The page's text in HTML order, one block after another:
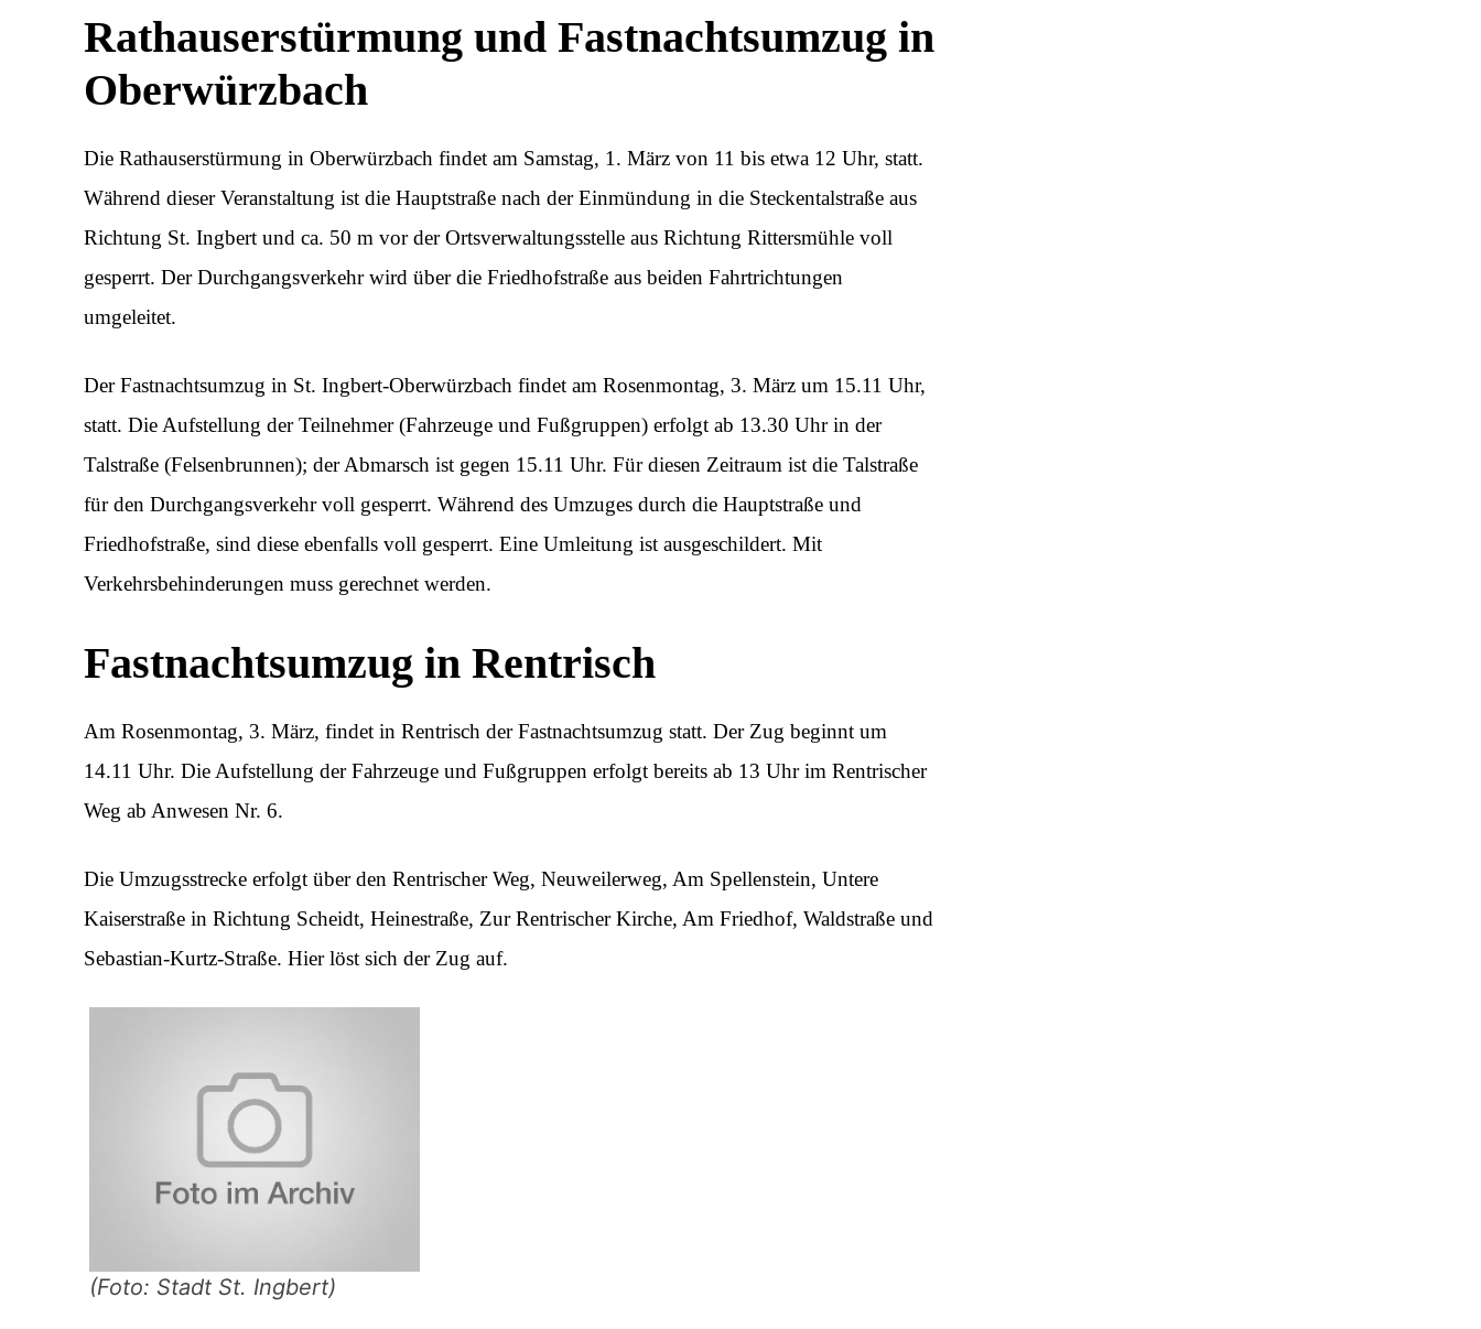
Rathauserstürmung und Fastnachtsumzug in
Oberwürzbach
Die Rathauserstürmung in Oberwürzbach findet am Samstag, 1. März von 11 bis etwa 12 Uhr, statt.
Während dieser Veranstaltung ist die Hauptstraße nach der Einmündung in die Steckentalstraße aus
Richtung St. Ingbert und ca. 50 m vor der Ortsverwaltungsstelle aus Richtung Rittersmühle voll
gesperrt. Der Durchgangsverkehr wird über die Friedhofstraße aus beiden Fahrtrichtungen
umgeleitet.
Der Fastnachtsumzug in St. Ingbert-Oberwürzbach findet am Rosenmontag, 3. März um 15.11 Uhr,
statt. Die Aufstellung der Teilnehmer (Fahrzeuge und Fußgruppen) erfolgt ab 13.30 Uhr in der
Talstraße (Felsenbrunnen); der Abmarsch ist gegen 15.11 Uhr. Für diesen Zeitraum ist die Talstraße
für den Durchgangsverkehr voll gesperrt. Während des Umzuges durch die Hauptstraße und
Friedhofstraße, sind diese ebenfalls voll gesperrt. Eine Umleitung ist ausgeschildert. Mit
Verkehrsbehinderungen muss gerechnet werden.
Fastnachtsumzug in Rentrisch
Am Rosenmontag, 3. März, findet in Rentrisch der Fastnachtsumzug statt. Der Zug beginnt um
14.11 Uhr. Die Aufstellung der Fahrzeuge und Fußgruppen erfolgt bereits ab 13 Uhr im Rentrischer
Weg ab Anwesen Nr. 6.
Die Umzugsstrecke erfolgt über den Rentrischer Weg, Neuweilerweg, Am Spellenstein, Untere
Kaiserstraße in Richtung Scheidt, Heinestraße, Zur Rentrischer Kirche, Am Friedhof, Waldstraße und
Sebastian-Kurtz-Straße. Hier löst sich der Zug auf.
(Foto: Stadt St. Ingbert)